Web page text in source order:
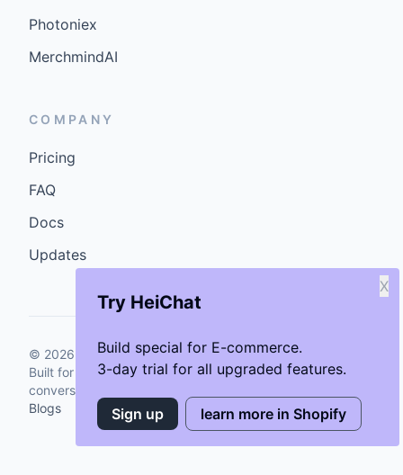
Try HeiChat
Build special for E-commerce.
3-day trial for all upgraded features.
X
Sign up learn more in Shopify
Photoniex
MerchmindAI
COMPANY
Pricing
FAQ
Docs
Updates
© 2026 GenCybers Inc. All rights reserved.
Built for storefronts that want faster answers and cleaner
conversions.
Blogs